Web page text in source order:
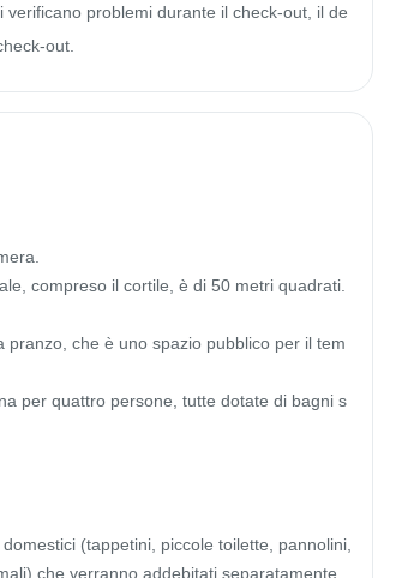
problemi durante il check-out, il de
out.
compreso il cortile, è di 50 metri quadrati.
che è uno spazio pubblico per il tem
per quattro persone, tutte dotate di bagni s
(tappetini, piccole toilette, pannolini,
che verranno addebitati separatamente.